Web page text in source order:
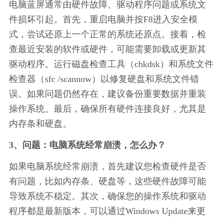
电脑蓝屏通常由硬件故障、驱动程序问题或系统文
件损坏引起。首先，重启电脑并按F8进入安全模
式，尝试还原上一个正常的系统还原点。接着，检
查最近安装的软件或硬件，可能需要卸载或更新其
驱动程序。运行磁盘检查工具（chkdsk）和系统文件
检查器（sfc /scannow）以修复硬盘和系统文件错
误。如果问题仍然存在，建议备份重要数据并重装
操作系统。最后，确保所有硬件连接良好，尤其是
内存条和硬盘。
3、问题：电脑系统经常崩溃，怎么办？
如果电脑系统经常崩溃，首先建议您检查硬件是否
有问题，比如内存条、硬盘等，这些硬件故障可能
导致系统不稳定。其次，确保您的操作系统和驱动
程序都是最新版本，可以通过Windows Update来更